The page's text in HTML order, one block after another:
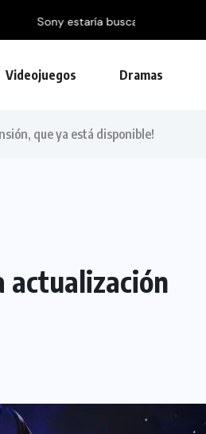
Videojuegos Dramas
que ya está disponible!
actualización